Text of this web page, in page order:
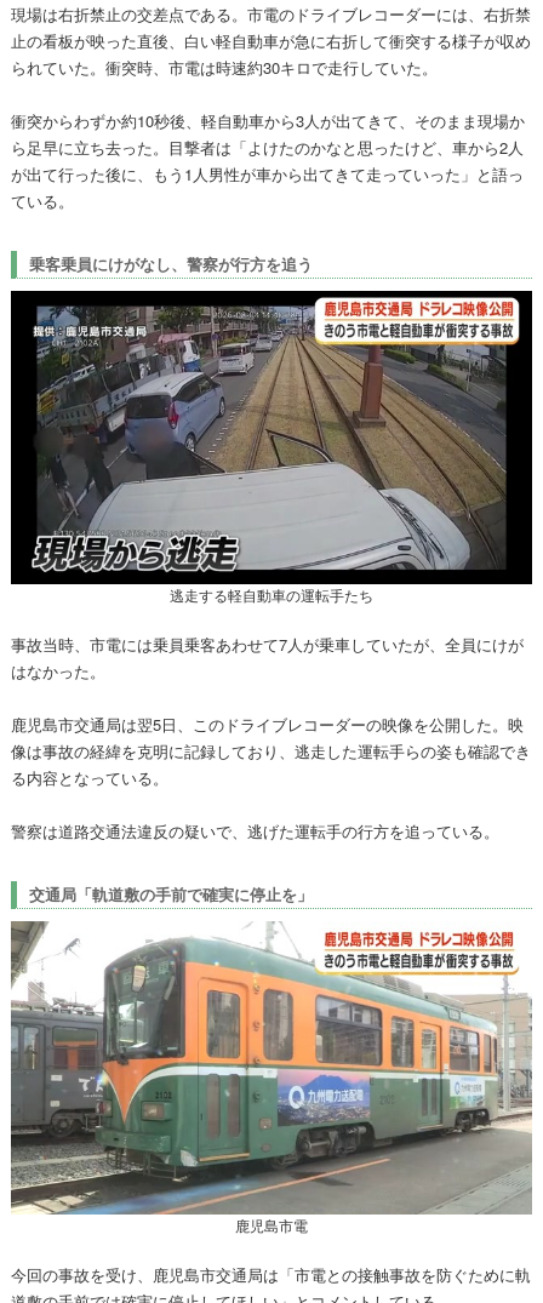
現場は右折禁止の交差点である。市電のドライブレコーダーには、右折禁
止の看板が映った直後、白い軽自動車が急に右折して衝突する様子が収め
られていた。衝突時、市電は時速約30キロで走行していた。
衝突からわずか約10秒後、軽自動車から3人が出てきて、そのまま現場か
ら足早に立ち去った。目撃者は「よけたのかなと思ったけど、車から2人
が出て行った後に、もう1人男性が車から出てきて走っていった」と語っ
ている。
乗客乗員にけがなし、警察が行方を追う
逃走する軽自動車の運転手たち
事故当時、市電には乗員乗客あわせて7人が乗車していたが、全員にけが
はなかった。
鹿児島市交通局は翌5日、このドライブレコーダーの映像を公開した。映
像は事故の経緯を克明に記録しており、逃走した運転手らの姿も確認でき
る内容となっている。
警察は道路交通法違反の疑いで、逃げた運転手の行方を追っている。
交通局「軌道敷の手前で確実に停止を」
鹿児島市電
今回の事故を受け、鹿児島市交通局は「市電との接触事故を防ぐために軌